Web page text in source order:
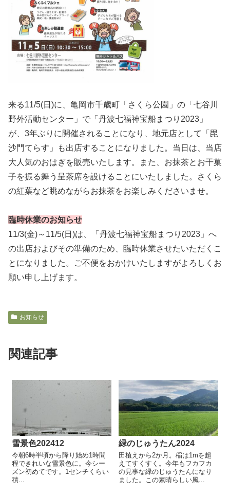
来る11/5(日)に、亀岡市千歳町「さくら公園」の「七谷川
野外活動センター」で「丹波七福神宝船まつり2023」
が、3年ぶりに開催されることになり、地元店として「毘
沙門てらす」も出店することになりました。当日は、当店
大人気のおはぎを販売いたします。また、お抹茶とお干菓
子を振る舞う呈茶席を設けることにいたしました。さくら
の紅葉など眺めながらお抹茶をお楽しみくださいませ。
臨時休業のお知らせ
11/3(金)～11/5(日)は、「丹波七福神宝船まつり2023」へ
の出店およびその準備のため、臨時休業させたいただくこ
とになりました。ご不便をおかけいたしますがよろしくお
願い申し上げます。
お知らせ
関連記事
雪景色202412
今朝6時半頃から降り始め1時間
程できれいな雪景色に。今シー
ズン初めてです。1センチくらい
積...
緑のじゅうたん2024
田植えから2か月。稲は1mを超
えてすくすく。今年もフカフカ
の見事な緑のじゅうたんになり
ました。この素晴らしい風...